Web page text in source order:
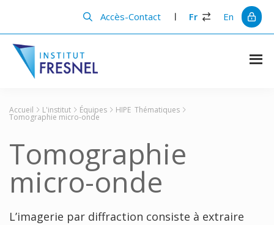
principal
barre
principale
Accès-Contact Fr En
Institut
en
photonique
Accueil L'institut Équipes HIPE Thématiques
Tomographie micro-onde
Tomographie
micro-onde
L’imagerie par diffraction consiste à extraire